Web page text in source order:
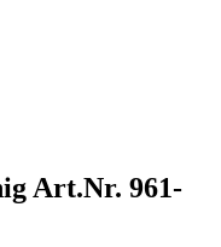
Art.Nr. 961-